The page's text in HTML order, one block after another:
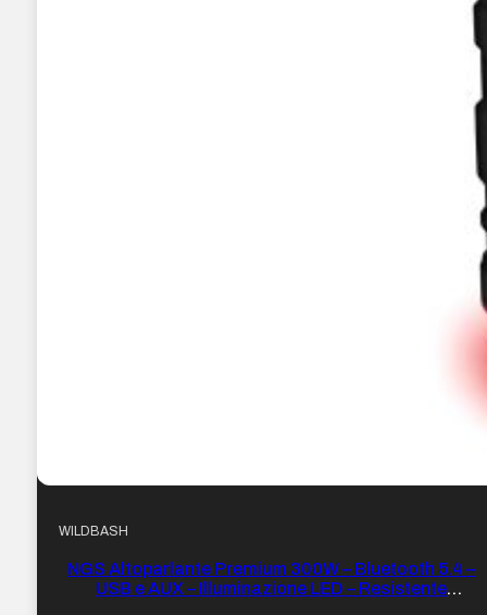
WILDBASH
NGS Altoparlante Premium 300W – Bluetooth 5.4 –
USB e AUX – Illuminazione LED – Resistente